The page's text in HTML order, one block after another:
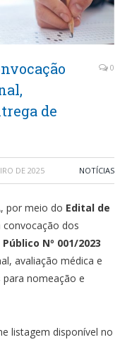
de
0
DE 2025 NOTÍCIAS
por meio do Edital de
dos
Nº 001/2023
avaliação médica e
nomeação e
listagem disponível no